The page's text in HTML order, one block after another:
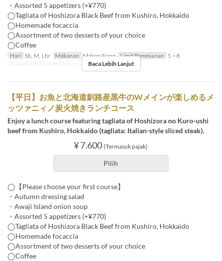
・Assorted 5 appetizers (+¥770)
◯Tagliata of Hoshizora Black Beef from Kushiro, Hokkaido
◯Homemade focaccia
◯Assortment of two desserts of your choice
◯Coffee
Hari Sb, M, Lbr Makanan Makan Siang Limit Pemesanan 1 ~ 8
Kategori Tempat Duduk
Restaurant
Baca Lebih Lanjut
【平日】お魚と北海道釧路産黒牛のWメインが楽しめるメ
ッツァニィノ炭火焼きランチコース
Enjoy a lunch course featuring tagliata of Hoshizora no Kuro-ushi
beef from Kushiro, Hokkaido (tagliata: Italian-style sliced steak).
¥ 7.600 (Termasuk pajak)
Pilih
◯【Please choose your first course】
・Autumn dressing salad
・Awaji Island onion soup
・Assorted 5 appetizers (+¥770)
◯Tagliata of Hoshizora Black Beef from Kushiro, Hokkaido
◯Homemade focaccia
◯Assortment of two desserts of your choice
◯Coffee